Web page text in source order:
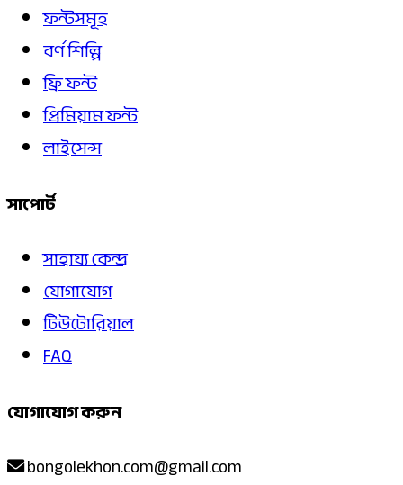
ফন্টসমূহ
বর্ণ শিল্পি
ফ্রি ফন্ট
প্রিমিয়াম ফন্ট
লাইসেন্স
সাপোর্ট
সাহায্য কেন্দ্র
যোগাযোগ
টিউটোরিয়াল
FAQ
যোগাযোগ করুন
bongolekhon.com@gmail.com